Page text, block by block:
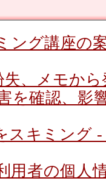
ング講座の
、メモか
を確認、影
スキミング
用者の個人